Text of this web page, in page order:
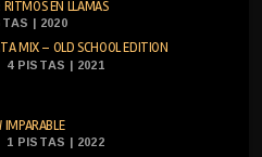
EN LLAMAS
| 2020
MIX – OLD SCHOOL EDITION
4 PISTAS | 2021
1 PISTAS | 2022